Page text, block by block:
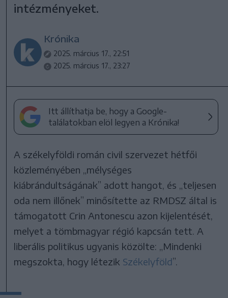
intézményeket.
Krónika
2025. március 17., 22:51
2025. március 17., 23:27
Itt állíthatja be, hogy a Google-
találatokban elöl legyen a Krónika!
A székelyföldi román civil szervezet hétfői
közleményében „mélységes
kiábrándultságának” adott hangot, és „teljesen
oda nem illőnek” minősítette az RMDSZ által is
támogatott Crin Antonescu azon kijelentését,
melyet a tömbmagyar régió kapcsán tett. A
liberális politikus ugyanis közölte: „Mindenki
megszokta, hogy létezik Székelyföld”.